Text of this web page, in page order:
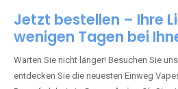
Jetzt bestellen – Ihre
wenigen Tagen bei
Warten Sie nicht länger! Besuchen Sie
entdecken Sie die neuesten Einweg